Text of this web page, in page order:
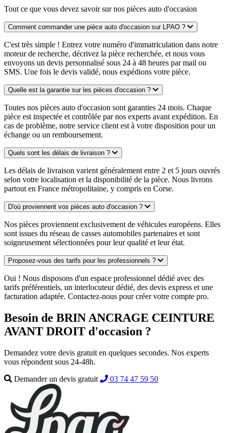
Tout ce que vous devez savoir sur nos pièces auto d'occasion
Comment commander une pièce auto d'occasion sur LPAO ?
C'est très simple ! Entrez votre numéro d'immatriculation dans notre
moteur de recherche, décrivez la pièce recherchée, et nous vous
envoyons un devis personnalisé sous 24 à 48 heures par mail ou
SMS. Une fois le devis validé, nous expédions votre pièce.
Quelle est la garantie sur les pièces d'occasion ?
Toutes nos pièces auto d'occasion sont garanties 24 mois. Chaque
pièce est inspectée et contrôlée par nos experts avant expédition. En
cas de problème, notre service client est à votre disposition pour un
échange ou un remboursement.
Quels sont les délais de livraison ?
Les délais de livraison varient généralement entre 2 et 5 jours ouvrés
selon votre localisation et la disponibilité de la pièce. Nous livrons
partout en France métropolitaine, y compris en Corse.
D'où proviennent vos pièces auto d'occasion ?
Nos pièces proviennent exclusivement de véhicules européens. Elles
sont issues du réseau de casses automobiles partenaires et sont
soigneusement sélectionnées pour leur qualité et leur état.
Proposez-vous des tarifs pour les professionnels ?
Oui ! Nous disposons d'un espace professionnel dédié avec des
tarifs préférentiels, un interlocuteur dédié, des devis express et une
facturation adaptée. Contactez-nous pour créer votre compte pro.
Besoin de BRIN ANCRAGE CEINTURE
AVANT DROIT d'occasion ?
Demandez votre devis gratuit en quelques secondes. Nos experts
vous répondent sous 24-48h.
Demander un devis gratuit
03 74 47 59 50